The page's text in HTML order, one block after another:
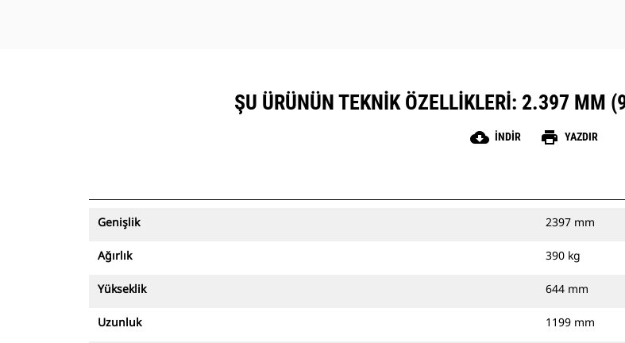
ŞU ÜRÜNÜN TEKNIK ÖZELLIKLERI: 2.397 MM
cloud_download İNDIR print YAZDIR
Genişlik 2397 mm
Ağırlık 390 kg
Yükseklik 644 mm
Uzunluk 1199 mm